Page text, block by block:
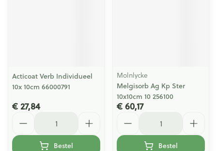
Acticoat Verb Individueel
10x 10cm 66000791
€ 27,84
Bestel
Molnlycke
Melgisorb Ag Kp Ster
10x10cm 10 256100
€ 60,17
Bestel